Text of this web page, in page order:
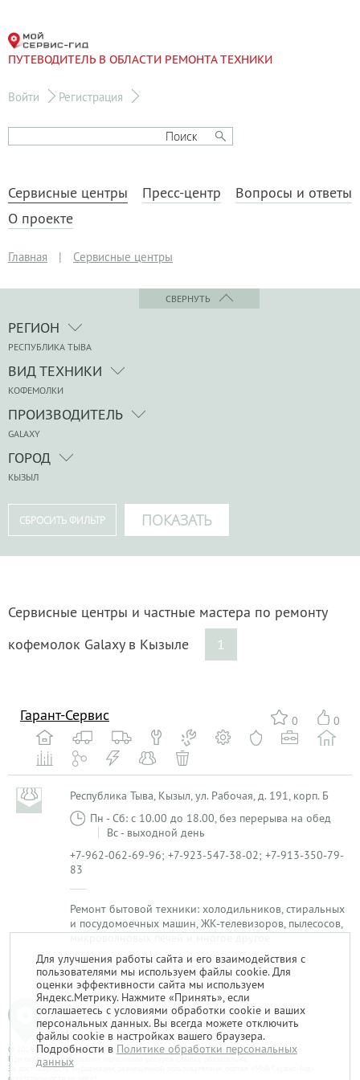
ПУТЕВОДИТЕЛЬ В ОБЛАСТИ РЕМОНТА ТЕХНИКИ
Войти Регистрация
Сервисные центры Пресс-центр
Вопросы и ответы
О проекте
Главная | Сервисные центры
СВЕРНУТЬ
РЕГИОН
РЕСПУБЛИКА ТЫВА
ВИД ТЕХНИКИ
КОФЕМОЛКИ
ПРОИЗВОДИТЕЛЬ
GALAXY
ГОРОД
КЫЗЫЛ
Сервисные центры и частные мастера по ремонту
кофемолок Galaxy в Кызыле
1
0 0
Гарант-Сервис
Республика Тыва, Кызыл, ул. Рабочая, д. 191, корп. Б
Пн - Сб: с 10.00 до 18.00, без перерыва на обед
Вс - выходной день
+7-962-062-69-96; +7-923-547-38-02; +7-913-350-79-
83
Ремонт бытовой техники: холодильников, стиральных
и посудомоечных машин, ЖК-телевизоров, пылесосов,
микроволновых печей и многое другое
1
© 2014-2026. «Мой Сервис-Гид» – проект группы «Текарт».
При любом использовании материалов ресурса ссылка обязательна.
За достоверность информации, размещенной пользователями, портал «Мой Сервис-Гид»
Для улучшения работы сайта и его взаимодействия с
пользователями мы используем файлы cookie. Для
оценки эффективности сайта мы используем
Яндекс.Метрику. Нажмите «Принять», если
соглашаетесь с условиями обработки cookie и ваших
персональных данных. Вы всегда можете отключить
файлы cookie в настройках вашего браузера.
Подробности в Политике обработки персональных
данных